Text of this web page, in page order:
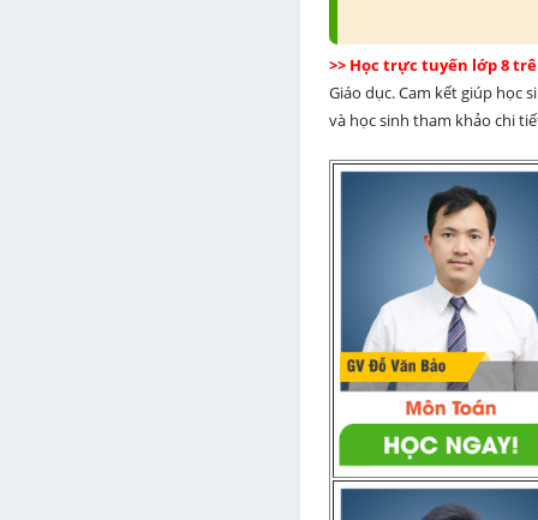
>> Học trực tuyến lớp 8
Giáo dục. Cam kết giúp học
và học sinh tham khảo chi